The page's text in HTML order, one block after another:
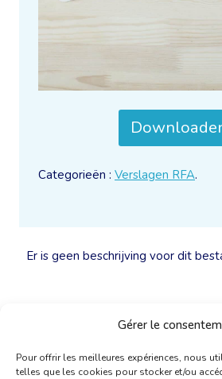
Gérer le
Pour offrir les meilleures expériences, nous
telles que les cookies pour stocker et/ou
Er is geen beschrijving voor dit
Categorieën : Verslagen RFA.